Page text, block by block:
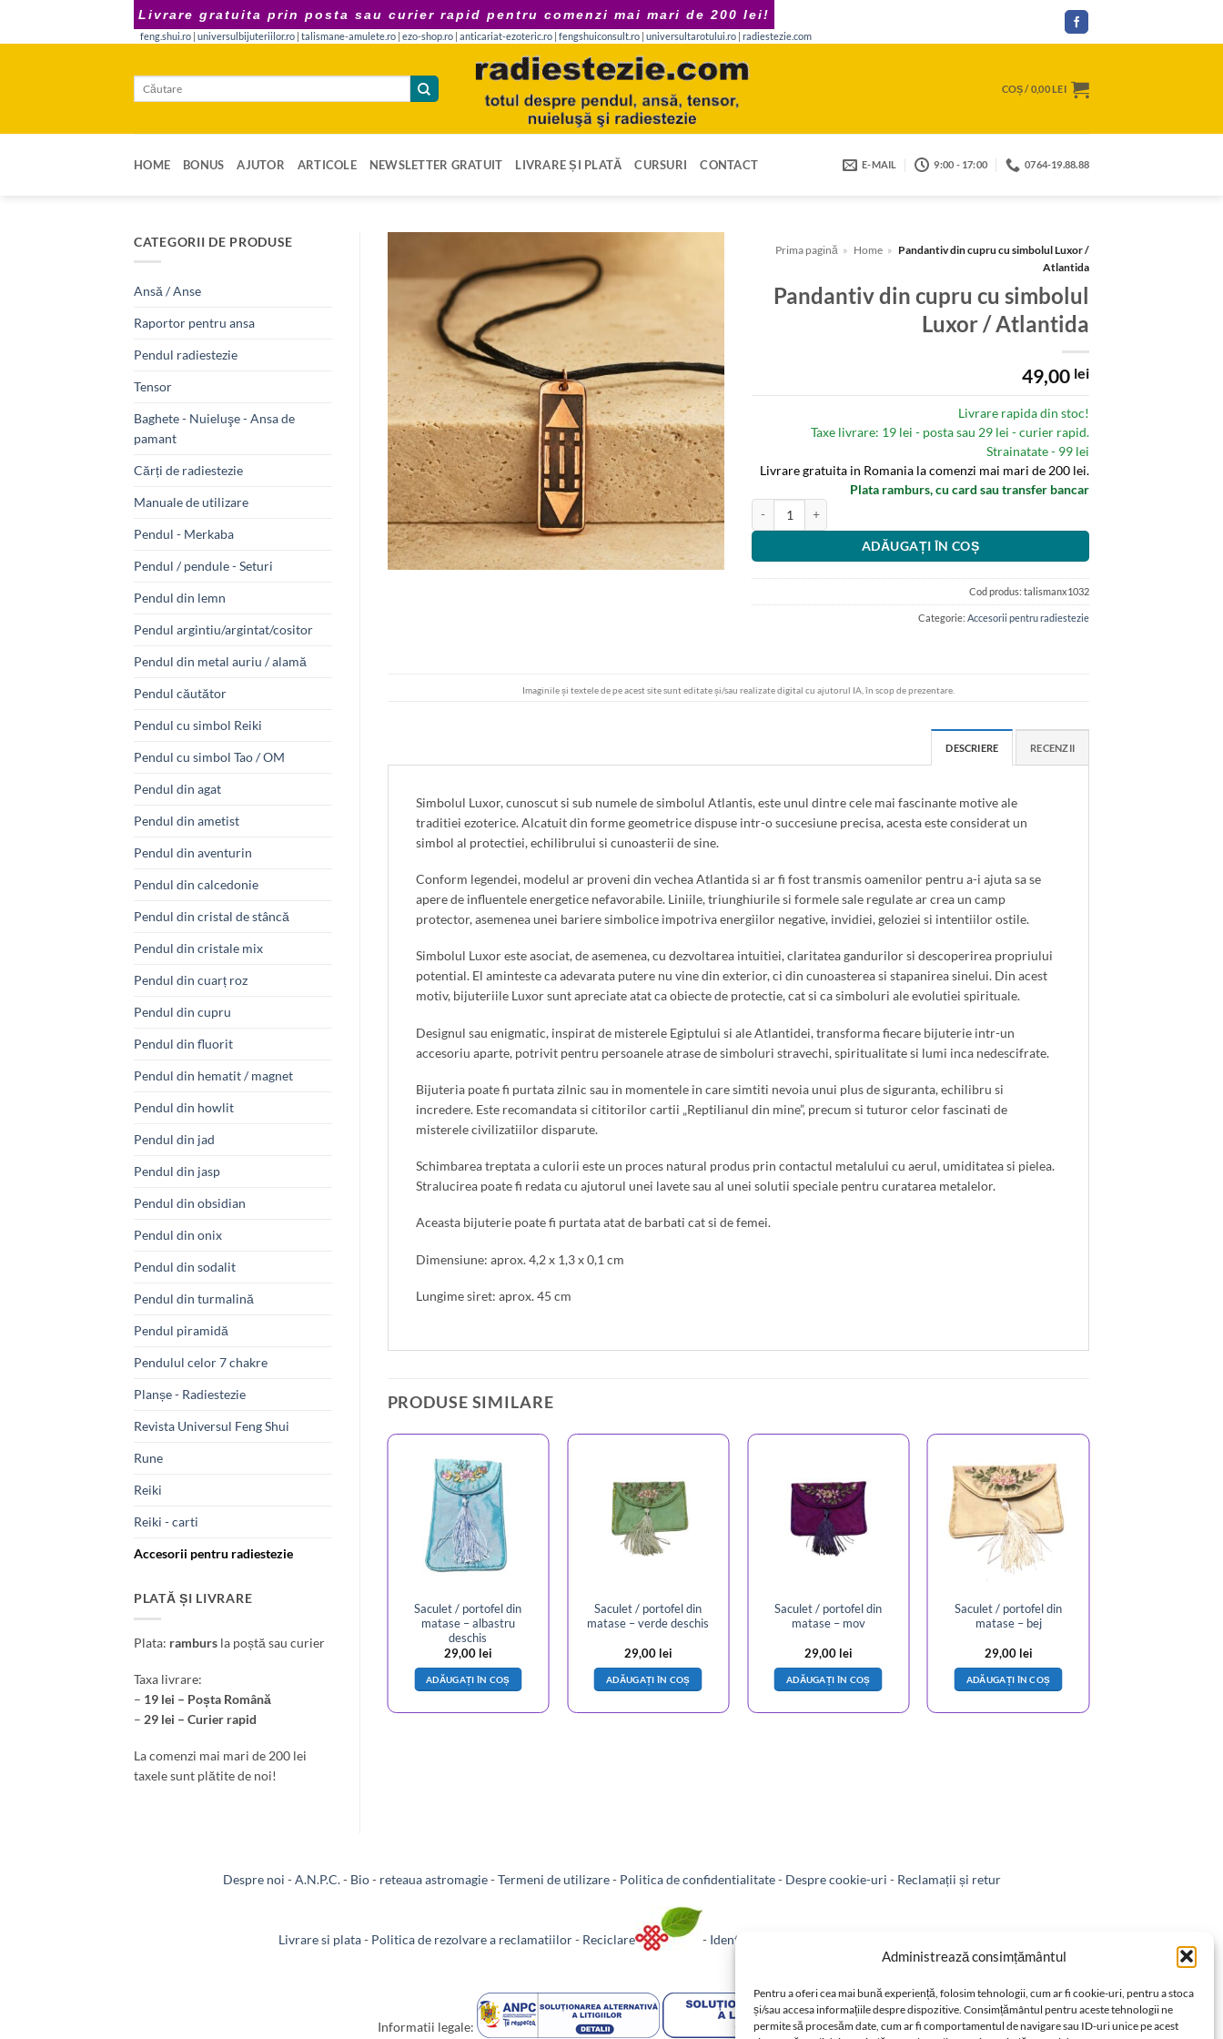
Administrează consimțământul
Pentru a oferi cea mai bună experiență, folosim tehnologii, cum ar fi cookie-uri, pentru a stoca
și/sau accesa informațiile despre dispozitive. Consimțământul pentru aceste tehnologii ne
permite să procesăm date, cum ar fi comportamentul de navigare sau ID-uri unice pe acest
content
Livrare gratuita prin posta sau curier rapid pentru comenzi mai mari de 200 lei!
feng.shui.ro |universulbijuteriilor.ro |talismane-amulete.ro |ezo-shop.ro |anticariat-ezoteric.ro |fengshuiconsult.ro |universultarotului.ro |radiestezie.com
Caută
COȘ /0,00LEI
HOME BONUS AJUTOR ARTICOLE NEWSLETTER GRATUIT LIVRARE ȘI PLATĂ CURSURI CONTACT E-MAIL 9:00 - 17:00 0764-19.88.88
CATEGORII DE PRODUSE
Ansă / Anse
Raportor pentru ansa
Pendul radiestezie
Tensor
Baghete - Nuieluşe - Ansa de
pamant
Cărți de radiestezie
Manuale de utilizare
Pendul - Merkaba
Pendul / pendule - Seturi
Pendul din lemn
Pendul argintiu/argintat/cositor
Pendul din metal auriu / alamă
Pendul căutător
Pendul cu simbol Reiki
Pendul cu simbol Tao / OM
Pendul din agat
Pendul din ametist
Pendul din aventurin
Pendul din calcedonie
Pendul din cristal de stâncă
Pendul din cristale mix
Pendul din cuarț roz
Pendul din cupru
Pendul din fluorit
Pendul din hematit / magnet
Pendul din howlit
Pendul din jad
Pendul din jasp
Pendul din obsidian
Pendul din onix
Pendul din sodalit
Pendul din turmalină
Pendul piramidă
Pendulul celor 7 chakre
Planșe - Radiestezie
Revista Universul Feng Shui
Rune
Reiki
Reiki - carti
Accesorii pentru radiestezie
PLATĂ ȘI LIVRARE
Plata: ramburs la poștă sau curier
Taxa livrare:
– 19 lei – Poșta Română
– 29 lei – Curier rapid
La comenzi mai mari de 200 lei
taxele sunt plătite de noi!
Prima pagină » Home » Pandantiv din cupru cu simbolul Luxor /
Atlantida
Pandantiv din cupru cu simbolul
Luxor / Atlantida
49,00 lei
Livrare rapida din stoc!
Taxe livrare: 19 lei - posta sau 29 lei - curier rapid.
Strainatate - 99 lei
Livrare gratuita in Romania la comenzi mai mari de 200 lei.
Plata ramburs, cu card sau transfer bancar
ADĂUGAȚI ÎN COȘ
Cod produs: talismanx1032
Categorie: Accesorii pentru radiestezie
Imaginile și textele de pe acest site sunt editate și/sau realizate digital cu ajutorul IA, în scop de prezentare.
DESCRIERE RECENZII
Simbolul Luxor, cunoscut si sub numele de simbolul Atlantis, este unul dintre cele mai fascinante motive ale
traditiei ezoterice. Alcatuit din forme geometrice dispuse intr-o succesiune precisa, acesta este considerat un
simbol al protectiei, echilibrului si cunoasterii de sine.
Conform legendei, modelul ar proveni din vechea Atlantida si ar fi fost transmis oamenilor pentru a-i ajuta sa se
apere de influentele energetice nefavorabile. Liniile, triunghiurile si formele sale regulate ar crea un camp
protector, asemenea unei bariere simbolice impotriva energiilor negative, invidiei, geloziei si intentiilor ostile.
Simbolul Luxor este asociat, de asemenea, cu dezvoltarea intuitiei, claritatea gandurilor si descoperirea propriului
potential. El aminteste ca adevarata putere nu vine din exterior, ci din cunoasterea si stapanirea sinelui. Din acest
motiv, bijuteriile Luxor sunt apreciate atat ca obiecte de protectie, cat si ca simboluri ale evolutiei spirituale.
Designul sau enigmatic, inspirat de misterele Egiptului si ale Atlantidei, transforma fiecare bijuterie intr-un
accesoriu aparte, potrivit pentru persoanele atrase de simboluri stravechi, spiritualitate si lumi inca nedescifrate.
Bijuteria poate fi purtata zilnic sau in momentele in care simtiti nevoia unui plus de siguranta, echilibru si
incredere. Este recomandata si cititorilor cartii „Reptilianul din mine”, precum si tuturor celor fascinati de
misterele civilizatiilor disparute.
Schimbarea treptata a culorii este un proces natural produs prin contactul metalului cu aerul, umiditatea si pielea.
Stralucirea poate fi redata cu ajutorul unei lavete sau al unei solutii speciale pentru curatarea metalelor.
Aceasta bijuterie poate fi purtata atat de barbati cat si de femei.
Dimensiune: aprox. 4,2 x 1,3 x 0,1 cm
Lungime siret: aprox. 45 cm
PRODUSE SIMILARE
Saculet / portofel din
matase – albastru
deschis
29,00 lei
ADĂUGAȚI ÎN COȘ
Saculet / portofel din
matase – verde deschis
29,00 lei
ADĂUGAȚI ÎN COȘ
Saculet / portofel din
matase – mov
29,00 lei
ADĂUGAȚI ÎN COȘ
Saculet / portofel din
matase – bej
29,00 lei
ADĂUGAȚI ÎN COȘ
Despre noi -A.N.P.C.- Bio- reteaua astromagie-Termeni de utilizare- Politica de confidentialitate- Despre cookie-uri - Reclamații și retur
Livrare si plata- Politica de rezolvare a reclamatiilor- Reciclare - Identificare firma
Informatii legale: